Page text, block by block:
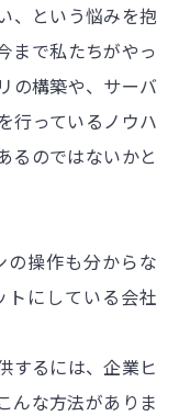
、という悩みを抱
まで私たちがやっ
の構築や、サーバ
行っているノウハ
るのではないかと
操作も分からな
にしている会社
するには、企業ヒ
んな方法がありま